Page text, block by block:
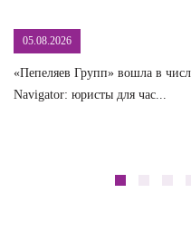
05.08.2026
«Пепеляев Групп» вошла в
Navigator: юристы для час...